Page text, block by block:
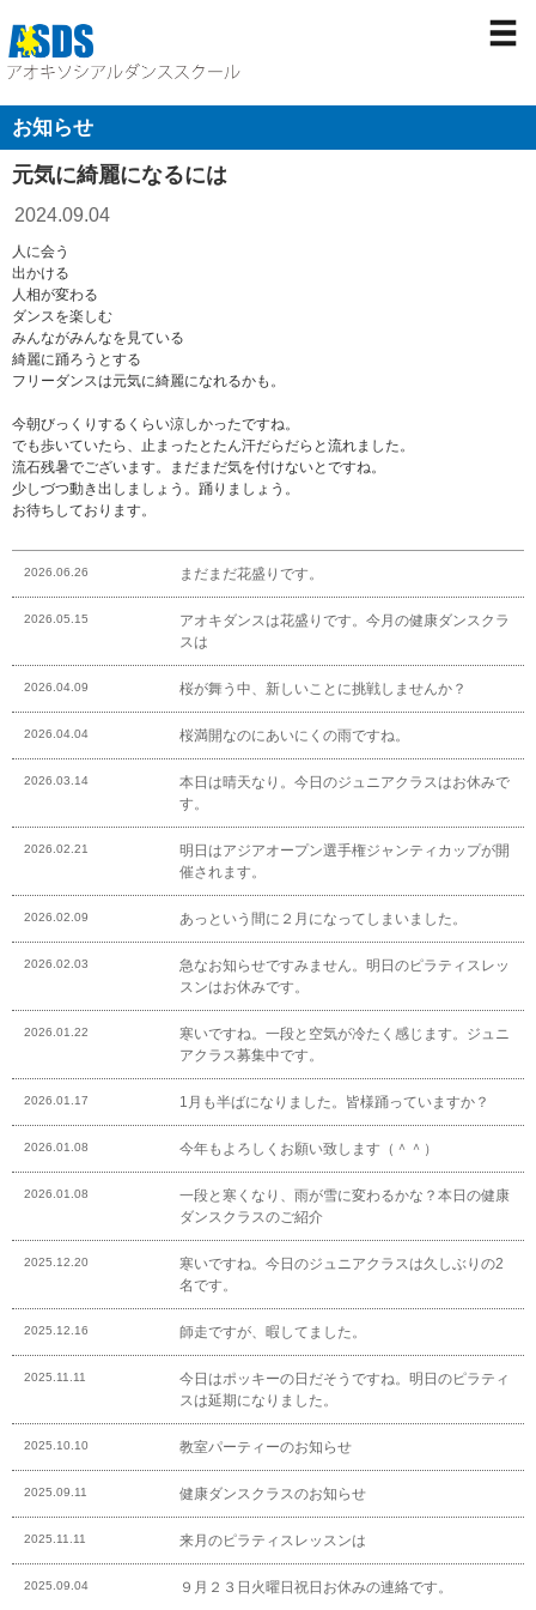
お知らせ
元気に綺麗になるには
2024.09.04
人に会う
出かける
人相が変わる
ダンスを楽しむ
みんながみんなを見ている
綺麗に踊ろうとする
フリーダンスは元気に綺麗になれるかも。
今朝びっくりするくらい涼しかったですね。
でも歩いていたら、止まったとたん汗だらだらと流れました。
流石残暑でございます。まだまだ気を付けないとですね。
少しづつ動き出しましょう。踊りましょう。
お待ちしております。
2026.06.26 まだまだ花盛りです。
2026.05.15
アオキダンスは花盛りです。今月の健康ダンスクラ
スは
2026.04.09 桜が舞う中、新しいことに挑戦しませんか？
2026.04.04 桜満開なのにあいにくの雨ですね。
2026.03.14
本日は晴天なり。今日のジュニアクラスはお休みで
す。
2026.02.21
明日はアジアオープン選手権ジャンティカップが開
催されます。
2026.02.09 あっという間に２月になってしまいました。
2026.02.03
急なお知らせですみません。明日のピラティスレッ
スンはお休みです。
2026.01.22
寒いですね。一段と空気が冷たく感じます。ジュニ
アクラス募集中です。
2026.01.17 1月も半ばになりました。皆様踊っていますか？
2026.01.08 今年もよろしくお願い致します（＾＾）
2026.01.08
一段と寒くなり、雨が雪に変わるかな？本日の健康
ダンスクラスのご紹介
2025.12.20
寒いですね。今日のジュニアクラスは久しぶりの2
名です。
2025.12.16 師走ですが、暇してました。
2025.11.11
今日はポッキーの日だそうですね。明日のピラティ
スは延期になりました。
2025.10.10 教室パーティーのお知らせ
2025.09.11 健康ダンスクラスのお知らせ
2025.11.11 来月のピラティスレッスンは
2025.09.04 ９月２３日火曜日祝日お休みの連絡です。